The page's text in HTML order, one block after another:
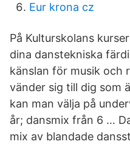
Eur krona cz
På Kulturskolans
dina danstekniska
känslan för musik och
vänder sig till dig som
kan man välja på
år; dansmix från 6 …
mix av blandade